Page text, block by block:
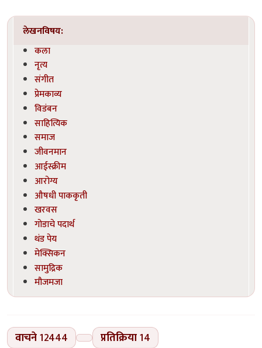
लेखनविषय:
कला
नृत्य
संगीत
प्रेमकाव्य
विडंबन
साहित्यिक
समाज
जीवनमान
आईस्क्रीम
आरोग्य
औषधी पाककृती
खरवस
गोडाचे पदार्थ
थंड पेय
मेक्सिकन
सामुद्रिक
मौजमजा
वाचने12444 प्रतिक्रिया14